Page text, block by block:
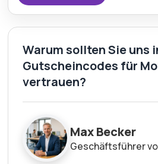
Warum sollten Sie uns
Gutscheincodes für
vertrauen?
Max Becker
Geschäftsführer